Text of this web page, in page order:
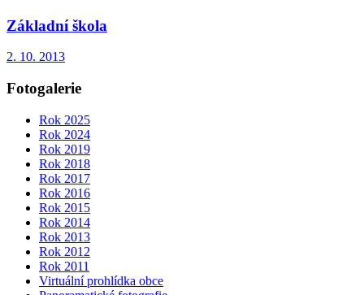
Základní škola
2. 10. 2013
Fotogalerie
Rok 2025
Rok 2024
Rok 2019
Rok 2018
Rok 2017
Rok 2016
Rok 2015
Rok 2014
Rok 2013
Rok 2012
Rok 2011
Virtuální prohlídka obce